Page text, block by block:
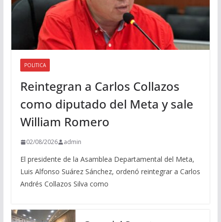
POLITICA
Reintegran a Carlos Collazos
como diputado del Meta y sale
William Romero
02/08/2026 admin
El presidente de la Asamblea Departamental del Meta,
Luis Alfonso Suárez Sánchez, ordenó reintegrar a Carlos
Andrés Collazos Silva como